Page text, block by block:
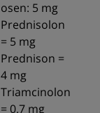
osen: 5 mg
Prednisolon
= 5 mg
Prednison =
4 mg
Triamcinolon
= 0.7 mg